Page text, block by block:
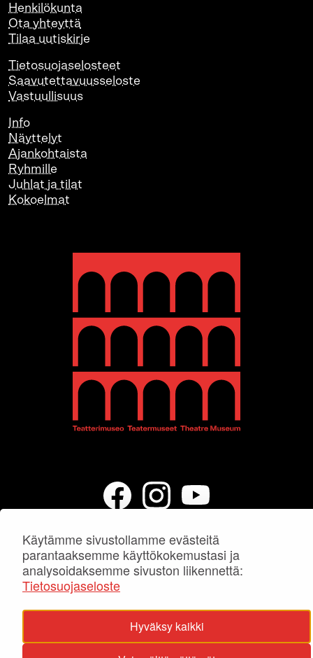
Käytämme sivustollamme evästeitä
parantaaksemme käyttökokemustasi ja
analysoidaksemme sivuston liikennettä:
Tietosuojaseloste
Hyväksy kaikki
Henkilökunta
Ota yhteyttä
Tilaa uutiskirje
Tietosuojaselosteet
Saavutettavuusseloste
Vastuullisuus
Info
Näyttelyt
Ajankohtaista
Ryhmille
Juhlat ja tilat
Kokoelmat